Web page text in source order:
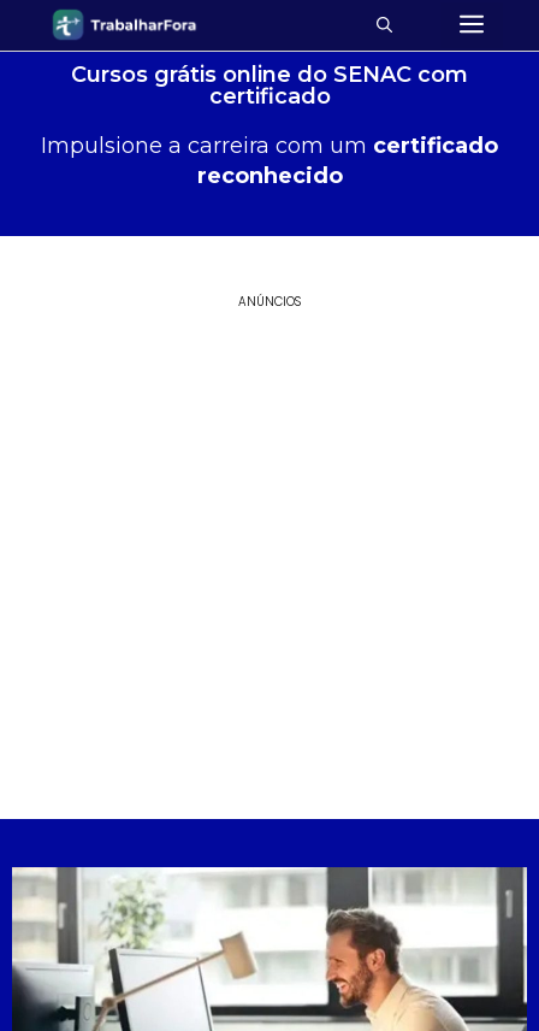
Cursos grátis online do SENAC com
certificado
Impulsione a carreira com um certificado
reconhecido
ANÚNCIOS